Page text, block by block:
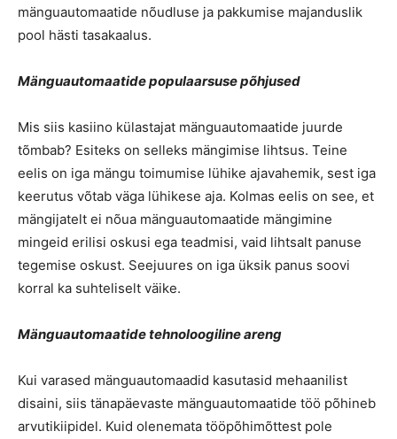
mänguautomaatide nõudluse ja pakkumise majanduslik
pool hästi tasakaalus.
Mänguautomaatide populaarsuse põhjused
Mis siis kasiino külastajat mänguautomaatide juurde
tõmbab? Esiteks on selleks mängimise lihtsus. Teine
eelis on iga mängu toimumise lühike ajavahemik, sest iga
keerutus võtab väga lühikese aja. Kolmas eelis on see, et
mängijatelt ei nõua mänguautomaatide mängimine
mingeid erilisi oskusi ega teadmisi, vaid lihtsalt panuse
tegemise oskust. Seejuures on iga üksik panus soovi
korral ka suhteliselt väike.
Mänguautomaatide tehnoloogiline areng
Kui varased mänguautomaadid kasutasid mehaanilist
disaini, siis tänapäevaste mänguautomaatide töö põhineb
arvutikiipidel. Kuid olenemata tööpõhimõttest pole